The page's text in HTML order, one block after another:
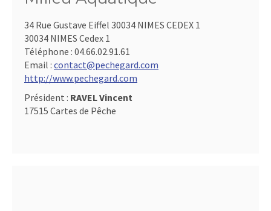
34 Rue Gustave Eiffel 30034 NIMES CEDEX 1
30034 NIMES Cedex 1
Téléphone : 04.66.02.91.61
Email : contact@pechegard.com
http://www.pechegard.com
Président : RAVEL Vincent
17515 Cartes de Pêche